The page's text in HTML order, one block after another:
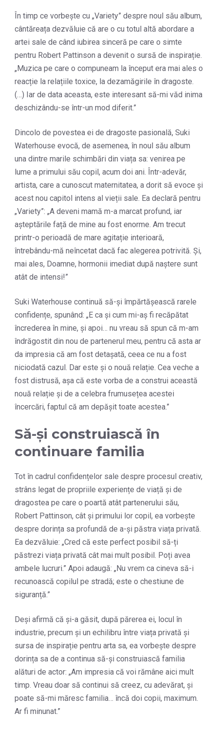
În timp ce vorbește cu „Variety” despre noul său album,
cântăreața dezvăluie că are o cu totul altă abordare a
artei sale de când iubirea sinceră pe care o simte
pentru Robert Pattinson a devenit o sursă de inspirație.
„Muzica pe care o compuneam la început era mai ales o
reacție la relațiile toxice, la dezamăgirile în dragoste.
(…) Iar de data aceasta, este interesant să-mi văd inima
deschizându-se într-un mod diferit.”
Dincolo de povestea ei de dragoste pasională, Suki
Waterhouse evocă, de asemenea, în noul său album
una dintre marile schimbări din viața sa: venirea pe
lume a primului său copil, acum doi ani. Într-adevăr,
artista, care a cunoscut maternitatea, a dorit să evoce și
acest nou capitol intens al vieții sale. Ea declară pentru
„Variety”: „A deveni mamă m-a marcat profund, iar
așteptările față de mine au fost enorme. Am trecut
printr-o perioadă de mare agitație interioară,
întrebându-mă neîncetat dacă fac alegerea potrivită. Și,
mai ales, Doamne, hormonii imediat după naștere sunt
atât de intensi!”
Suki Waterhouse continuă să-și împărtășească rarele
confidențe, spunând: „E ca și cum mi-aș fi recăpătat
încrederea în mine, și apoi… nu vreau să spun că m-am
îndrăgostit din nou de partenerul meu, pentru că asta ar
da impresia că am fost detașată, ceea ce nu a fost
niciodată cazul. Dar este și o nouă relație. Cea veche a
fost distrusă, așa că este vorba de a construi această
nouă relație și de a celebra frumusețea acestei
încercări, faptul că am depășit toate acestea.”
Să-și construiască în
continuare familia
Tot în cadrul confidențelor sale despre procesul creativ,
strâns legat de propriile experiențe de viață și de
dragostea pe care o poartă atât partenerului său,
Robert Pattinson, cât și primului lor copil, ea vorbește
despre dorința sa profundă de a-și păstra viața privată.
Ea dezvăluie: „Cred că este perfect posibil să-ți
păstrezi viața privată cât mai mult posibil. Poți avea
ambele lucruri.” Apoi adaugă: „Nu vrem ca cineva să-i
recunoască copilul pe stradă; este o chestiune de
siguranță.”
Deși afirmă că și-a găsit, după părerea ei, locul în
industrie, precum și un echilibru între viața privată și
sursa de inspirație pentru arta sa, ea vorbește despre
dorința sa de a continua să-și construiască familia
alături de actor: „Am impresia că voi rămâne aici mult
timp. Vreau doar să continui să creez, cu adevărat, și
poate să-mi măresc familia… încă doi copii, maximum.
Ar fi minunat.”